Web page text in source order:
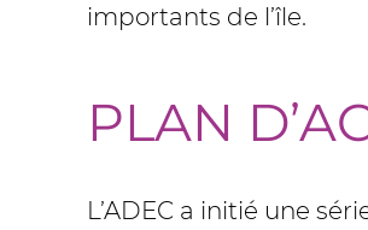
importants de l’île.
PLAN
L’ADEC a initié une